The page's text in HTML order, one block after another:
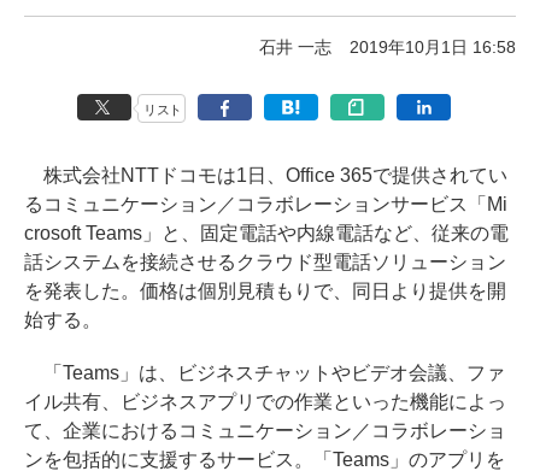
石井 一志 2019年10月1日 16:58
リスト
株式会社NTTドコモは1日、Office 365で提供されてい
るコミュニケーション／コラボレーションサービス「Mi
crosoft Teams」と、固定電話や内線電話など、従来の電
話システムを接続させるクラウド型電話ソリューション
を発表した。価格は個別見積もりで、同日より提供を開
始する。
「Teams」は、ビジネスチャットやビデオ会議、ファ
イル共有、ビジネスアプリでの作業といった機能によっ
て、企業におけるコミュニケーション／コラボレーショ
ンを包括的に支援するサービス。「Teams」のアプリを